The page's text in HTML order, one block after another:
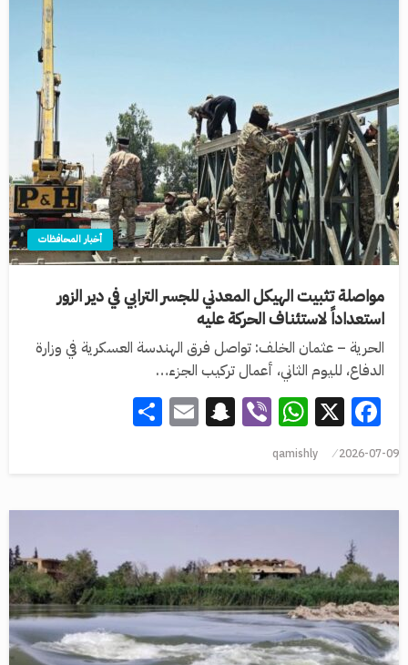
أخبار المحافظات
مواصلة تثبيت الهيكل المعدني للجسر الترابي في دير الزور
استعداداً لاستئناف الحركة عليه
الحرية – عثمان الخلف: تواصل فرق الهندسة العسكرية في وزارة
الدفاع، لليوم الثاني، أعمال تركيب الجزء…
Facebook
X
WhatsApp
Viber
Snapchat
Email
2026-07-09
qamishly